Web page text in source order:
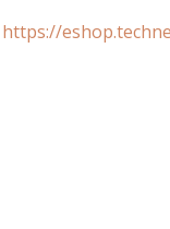
https://